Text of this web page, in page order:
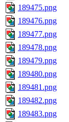
189475.png
189476.png
189477.png
189478.png
189479.png
189480.png
189481.png
189482.png
189483.png